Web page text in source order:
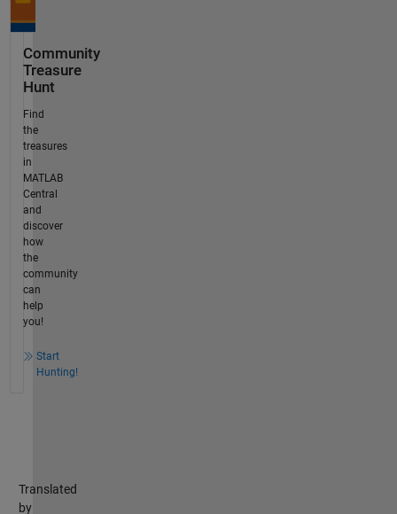
Community
Treasure
Hunt
Find
the
treasures
in
MATLAB
Central
and
discover
how
the
community
can
help
you!
Start
Hunting!
Translated
by